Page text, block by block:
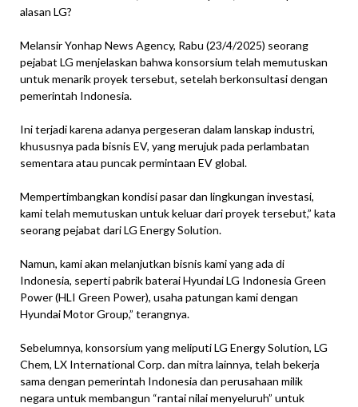
alasan LG?
Melansir Yonhap News Agency, Rabu (23/4/2025) seorang
pejabat LG menjelaskan bahwa konsorsium telah memutuskan
untuk menarik proyek tersebut, setelah berkonsultasi dengan
pemerintah Indonesia.
Ini terjadi karena adanya pergeseran dalam lanskap industri,
khususnya pada bisnis EV, yang merujuk pada perlambatan
sementara atau puncak permintaan EV global.
Mempertimbangkan kondisi pasar dan lingkungan investasi,
kami telah memutuskan untuk keluar dari proyek tersebut,” kata
seorang pejabat dari LG Energy Solution.
Namun, kami akan melanjutkan bisnis kami yang ada di
Indonesia, seperti pabrik baterai Hyundai LG Indonesia Green
Power (HLI Green Power), usaha patungan kami dengan
Hyundai Motor Group,” terangnya.
Sebelumnya, konsorsium yang meliputi LG Energy Solution, LG
Chem, LX International Corp. dan mitra lainnya, telah bekerja
sama dengan pemerintah Indonesia dan perusahaan milik
negara untuk membangun “rantai nilai menyeluruh” untuk